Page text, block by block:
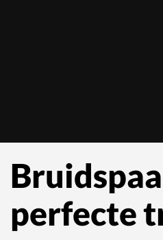
perfecte